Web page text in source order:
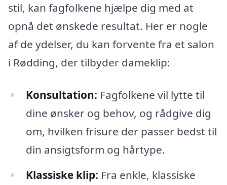
stil, kan fagfolkene hjælpe dig med at
opnå det ønskede resultat. Her er nogle
af de ydelser, du kan forvente fra et salon
i Rødding, der tilbyder dameklip:
Konsultation: Fagfolkene vil lytte til
dine ønsker og behov, og rådgive dig
om, hvilken frisure der passer bedst til
din ansigtsform og hårtype.
Klassiske klip: Fra enkle, klassiske